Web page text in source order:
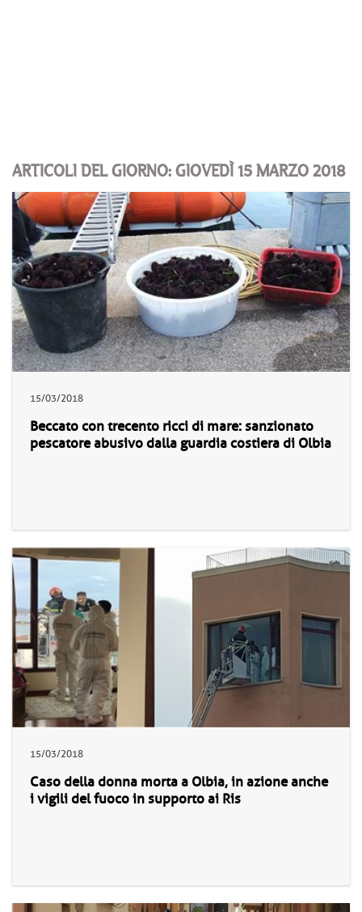
ARTICOLI DEL GIORNO: GIOVEDÌ 15 MARZO 2018
15/03/2018
Beccato con trecento ricci di mare: sanzionato
pescatore abusivo dalla guardia costiera di Olbia
15/03/2018
Caso della donna morta a Olbia, in azione anche
i vigili del fuoco in supporto ai Ris